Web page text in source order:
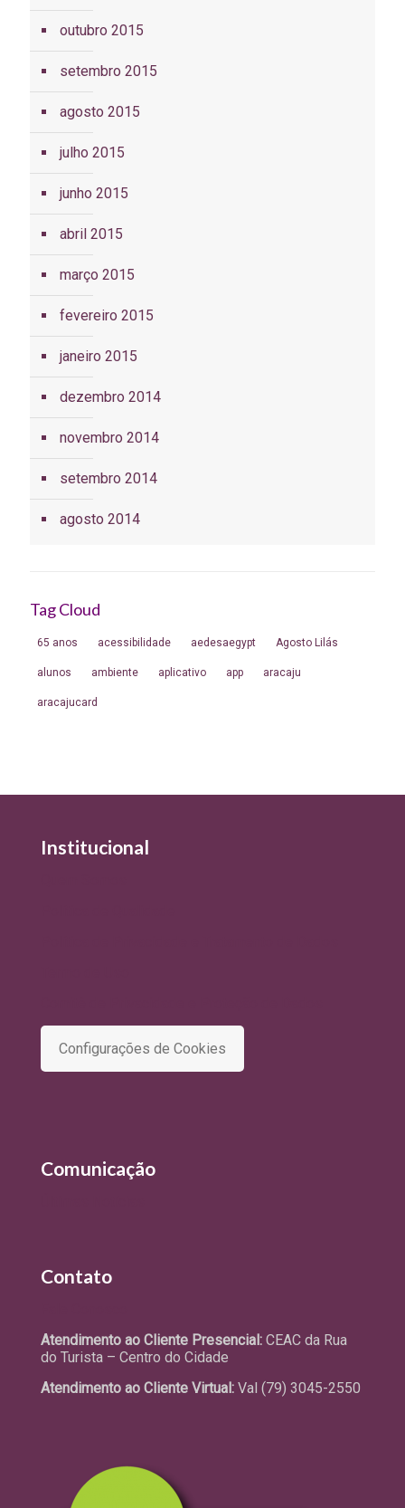
outubro 2015
setembro 2015
agosto 2015
julho 2015
junho 2015
abril 2015
março 2015
fevereiro 2015
janeiro 2015
dezembro 2014
novembro 2014
setembro 2014
agosto 2014
Tag Cloud
65 anos acessibilidade aedesaegypt Agosto Lilás
alunos ambiente aplicativo app aracaju
aracajucard
Institucional
Configurações de Cookies
Comunicação
Contato
Atendimento ao Cliente Presencial: CEAC da Rua
do Turista – Centro do Cidade
Atendimento ao Cliente Virtual: Val (79) 3045-2550